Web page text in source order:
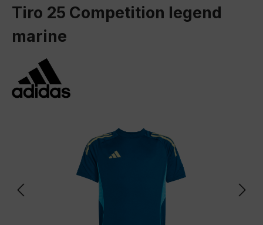
Tiro 25 Competition legend
marine
Bildergalerie überspringen